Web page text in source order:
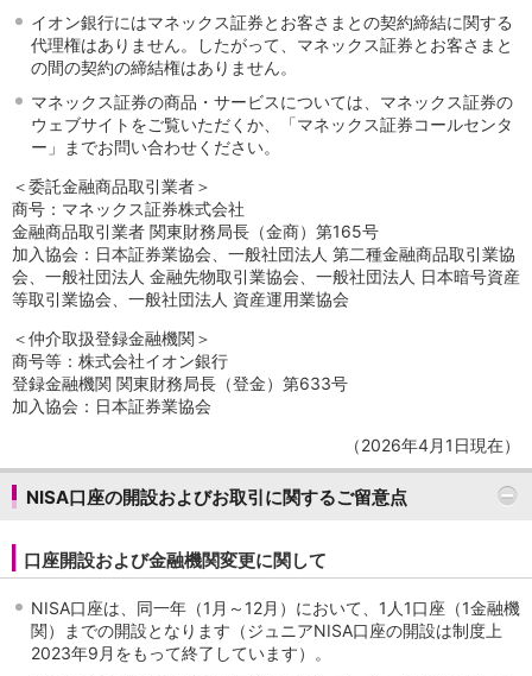
イオン銀行にはマネックス証券とお客さまとの契約締結に関する
代理権はありません。したがって、マネックス証券とお客さまと
の間の契約の締結権はありません。
マネックス証券の商品・サービスについては、マネックス証券の
ウェブサイトをご覧いただくか、「マネックス証券コールセンタ
ー」までお問い合わせください。
＜委託金融商品取引業者＞
商号：マネックス証券株式会社
金融商品取引業者 関東財務局長（金商）第165号
加入協会：日本証券業協会、一般社団法人 第二種金融商品取引業協
会、一般社団法人 金融先物取引業協会、一般社団法人 日本暗号資産
等取引業協会、一般社団法人 資産運用業協会
＜仲介取扱登録金融機関＞
商号等：株式会社イオン銀行
登録金融機関 関東財務局長（登金）第633号
加入協会：日本証券業協会
（2026年4月1日現在）
NISA口座の開設およびお取引に関するご留意点
口座開設および金融機関変更に関して
NISA口座は、同一年（1月～12月）において、1人1口座（1金融機
関）までの開設となります（ジュニアNISA口座の開設は制度上
2023年9月をもって終了しています）。